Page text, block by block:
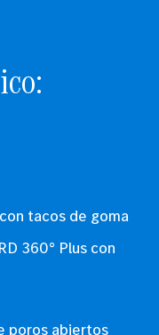
tacos de goma
360° Plus con
poros abiertos